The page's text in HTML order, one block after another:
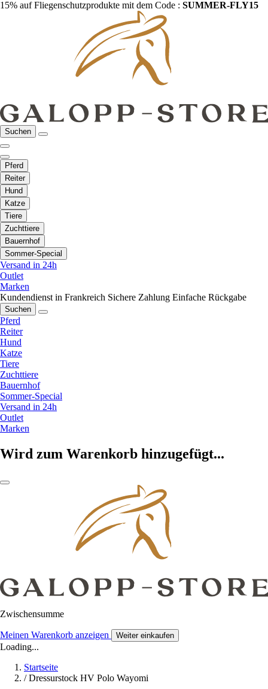
15% auf Fliegenschutzprodukte mit dem Code : SUMMER-FLY15
Suchen
Pferd
Reiter
Hund
Katze
Tiere
Zuchttiere
Bauernhof
Sommer-Special
Versand in 24h
Outlet
Marken
Kundendienst in Frankreich Sichere Zahlung Einfache Rückgabe
Suchen
Pferd
Reiter
Hund
Katze
Tiere
Zuchttiere
Bauernhof
Sommer-Special
Versand in 24h
Outlet
Marken
Wird zum Warenkorb hinzugefügt...
Zwischensumme
Meinen Warenkorb anzeigen Weiter einkaufen
Loading...
Startseite
/ Dressurstock HV Polo Wayomi